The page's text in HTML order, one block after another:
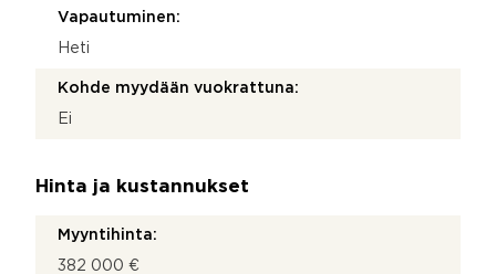
Vapautuminen:
Heti
Kohde myydään vuokrattuna:
Ei
Hinta ja kustannukset
Myyntihinta:
382 000 €